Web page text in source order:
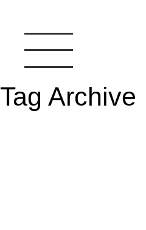
Tag Archive